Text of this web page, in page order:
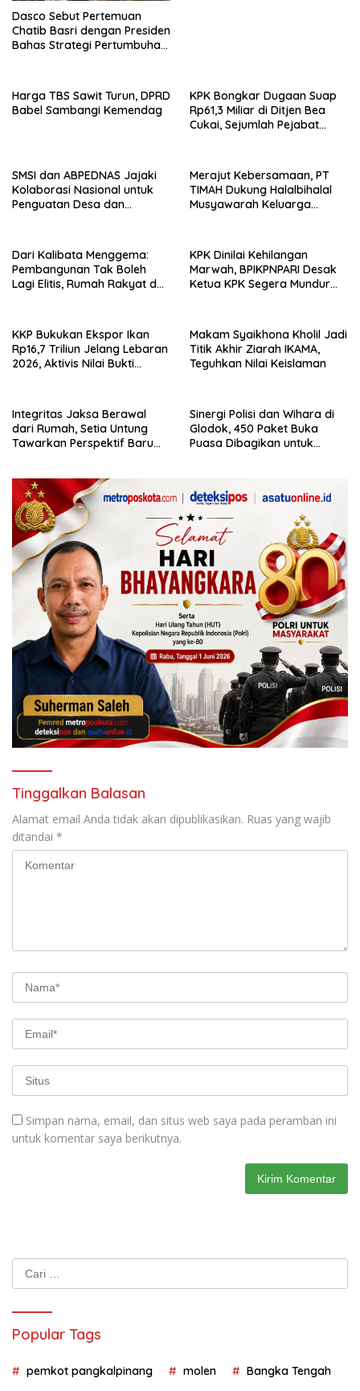
Dasco Sebut Pertemuan
Chatib Basri dengan Presiden
Bahas Strategi Pertumbuhan
Harga TBS Sawit Turun, DPRD
Babel Sambangi Kemendag
KPK Bongkar Dugaan Suap
Rp61,3 Miliar di Ditjen Bea
Cukai, Sejumlah Pejabat
SMSI dan ABPEDNAS Jajaki
Kolaborasi Nasional untuk
Penguatan Desa dan
Merajut Kebersamaan, PT
TIMAH Dukung Halalbihalal
Musyawarah Keluarga
Dari Kalibata Menggema:
Pembangunan Tak Boleh
Lagi Elitis, Rumah Rakyat dan
KPK Dinilai Kehilangan
Marwah, BPIKPNPARI Desak
Ketua KPK Segera Mundur
KKP Bukukan Ekspor Ikan
Rp16,7 Triliun Jelang Lebaran
2026, Aktivis Nilai Bukti
Makam Syaikhona Kholil Jadi
Titik Akhir Ziarah IKAMA,
Teguhkan Nilai Keislaman
Integritas Jaksa Berawal
dari Rumah, Setia Untung
Tawarkan Perspektif Baru
Sinergi Polisi dan Wihara di
Glodok, 450 Paket Buka
Puasa Dibagikan untuk
Tinggalkan Balasan
Alamat email Anda tidak akan dipublikasikan. Ruas yang wajib
ditandai *
Simpan nama, email, dan situs web saya pada peramban ini
untuk komentar saya berikutnya.
Popular Tags
pemkot pangkalpinang molen Bangka Tengah